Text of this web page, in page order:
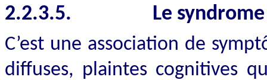
2.2.3.5. Le
C’est une association de
diffuses, plaintes cognitives